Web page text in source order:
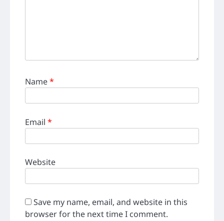
Name*
Email *
Website
Save my name, email, and website in this
browser for the next time I comment.